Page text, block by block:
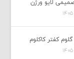
لایو ورژن
کفتر کاکلوم